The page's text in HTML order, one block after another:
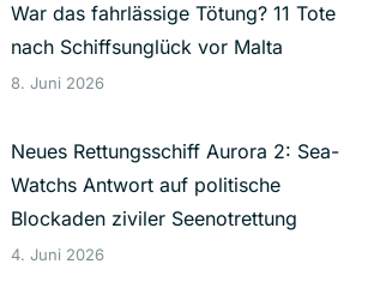
War das fahrlässige Tötung? 11 Tote
nach Schiffsunglück vor Malta
8. Juni 2026
Neues Rettungsschiff Aurora 2: Sea-
Watchs Antwort auf politische
Blockaden ziviler Seenotrettung
4. Juni 2026